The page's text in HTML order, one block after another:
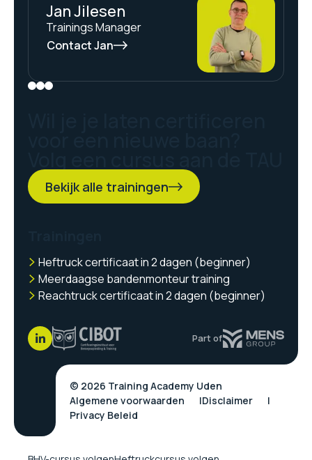
Jan Jilesen
Trainings Manager
Contact Jan
Bekijk alle trainingen
Heftruck certificaat in 2 dagen (beginner)
Meerdaagse bandenmonteur training
Reachtruck certificaat in 2 dagen (beginner)
Part of
© 2026 Training Academy Uden
Algemene voorwaarden
Disclaimer
Privacy Beleid